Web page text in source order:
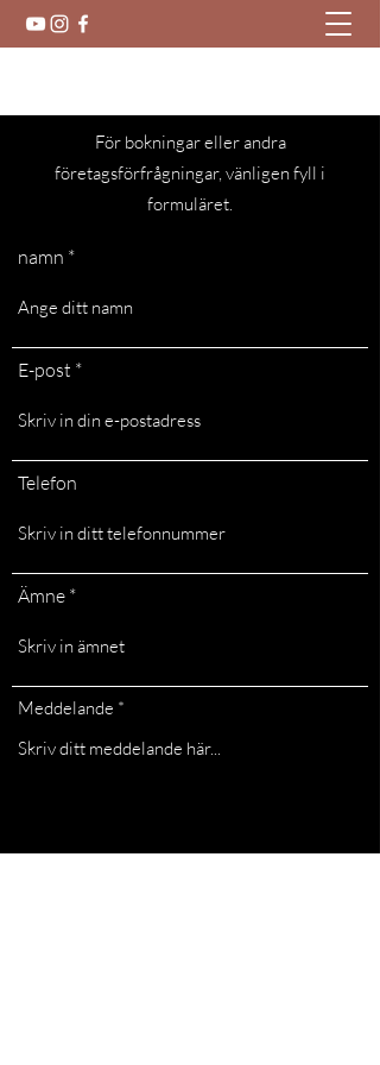
För bokningar eller andra
företagsförfrågningar, vänligen fyll i
formuläret.
namn
E-post
Telefon
Ämne
Meddelande